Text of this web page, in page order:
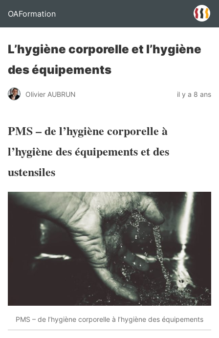
OAFormation
L’hygiène corporelle et l’hygiène
des équipements
Olivier AUBRUN il y a 8 ans
PMS – de l’hygiène corporelle à
l’hygiène des équipements et des
ustensiles
PMS – de l’hygiène corporelle à l’hygiène des équipements